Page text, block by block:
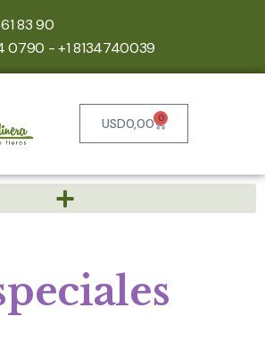
83 90
0790 - +1 8134740039
USD0,00 0